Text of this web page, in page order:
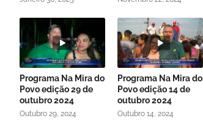
Programa Na Mira do
Povo edição 29 de
outubro 2024
Outubro 29, 2024
Programa Na Mira do
Povo edição 14 de
outubro 2024
Outubro 14, 2024